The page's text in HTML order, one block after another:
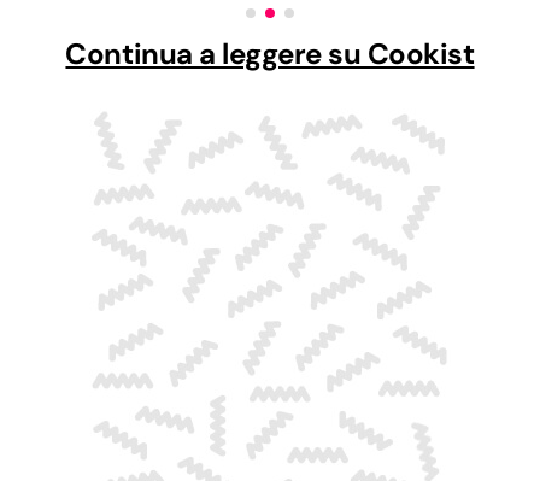
Continua a leggere su Cookist